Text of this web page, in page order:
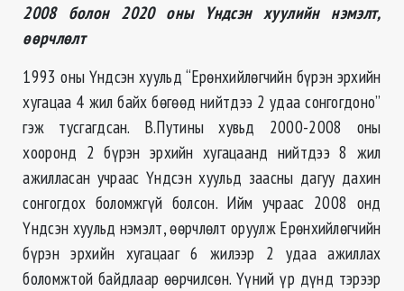
2008 болон 2020 оны Үндсэн хуулийн нэмэлт,
өөрчлөлт
1993 оны Үндсэн хуульд “Ерөнхийлөгчийн бүрэн эрхийн
хугацаа 4 жил байх бөгөөд нийтдээ 2 удаа сонгогдоно”
гэж тусгагдсан. В.Путины хувьд 2000-2008 оны
хооронд 2 бүрэн эрхийн хугацаанд нийтдээ 8 жил
ажилласан учраас Үндсэн хуульд заасны дагуу дахин
сонгогдох боломжгүй болсон. Ийм учраас 2008 онд
Үндсэн хуульд нэмэлт, өөрчлөлт оруулж Ерөнхийлөгчийн
бүрэн эрхийн хугацааг 6 жилээр 2 удаа ажиллах
боломжтой байдлаар өөрчилсөн. Үүний үр дүнд тэрээр